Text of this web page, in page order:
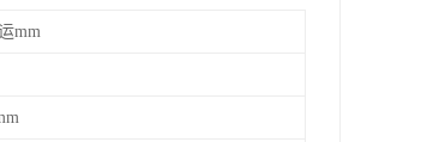
mm